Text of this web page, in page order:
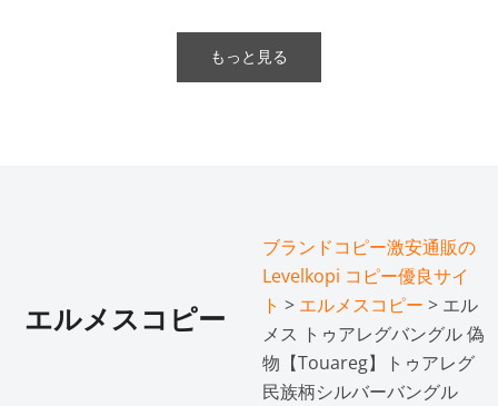
もっと見る
エルメスコピー
ブランドコピー激安通販の
Levelkopi コピー優良サイ
ト > エルメスコピー > エル
メス トゥアレグバングル 偽
物【Touareg】トゥアレグ
民族柄シルバーバングル